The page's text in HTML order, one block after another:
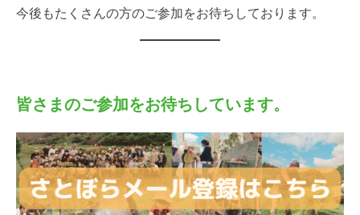
今後もたくさんの方のご参加をお待ちしております。
皆さまのご参加をお待ちしています。